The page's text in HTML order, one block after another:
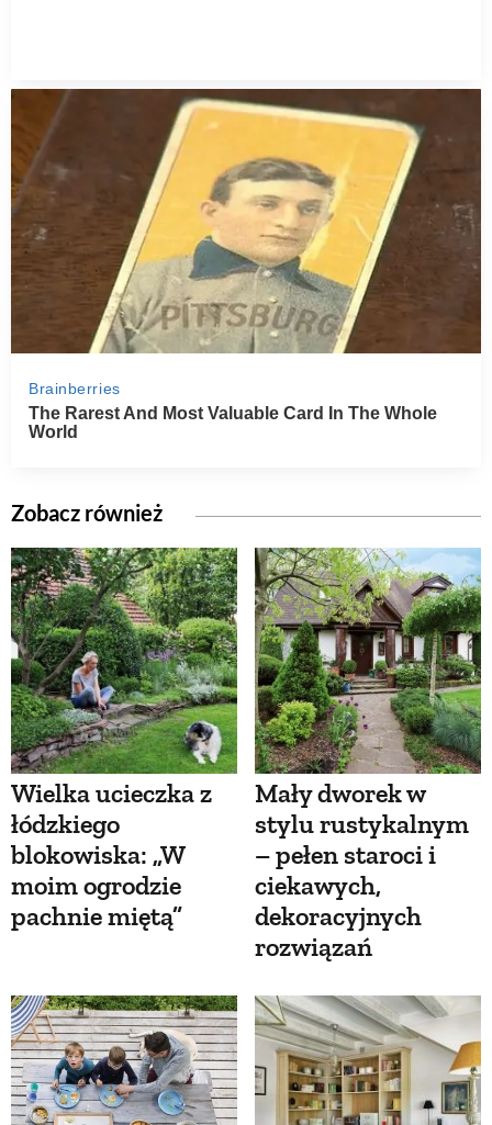
Zobacz również
Wielka ucieczka z
łódzkiego
blokowiska: „W
moim ogrodzie
pachnie miętą”
Mały dworek w
stylu rustykalnym
– pełen staroci i
ciekawych,
dekoracyjnych
rozwiązań